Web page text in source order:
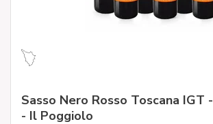
Sasso Nero Rosso Toscana
- Il Poggiolo